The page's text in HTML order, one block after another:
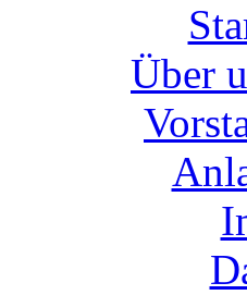
Über